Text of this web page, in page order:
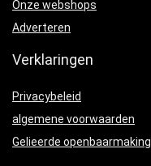
Onze webshops
Adverteren
Verklaringen
Privacybeleid
algemene voorwaarden
Gelieerde openbaarmaking